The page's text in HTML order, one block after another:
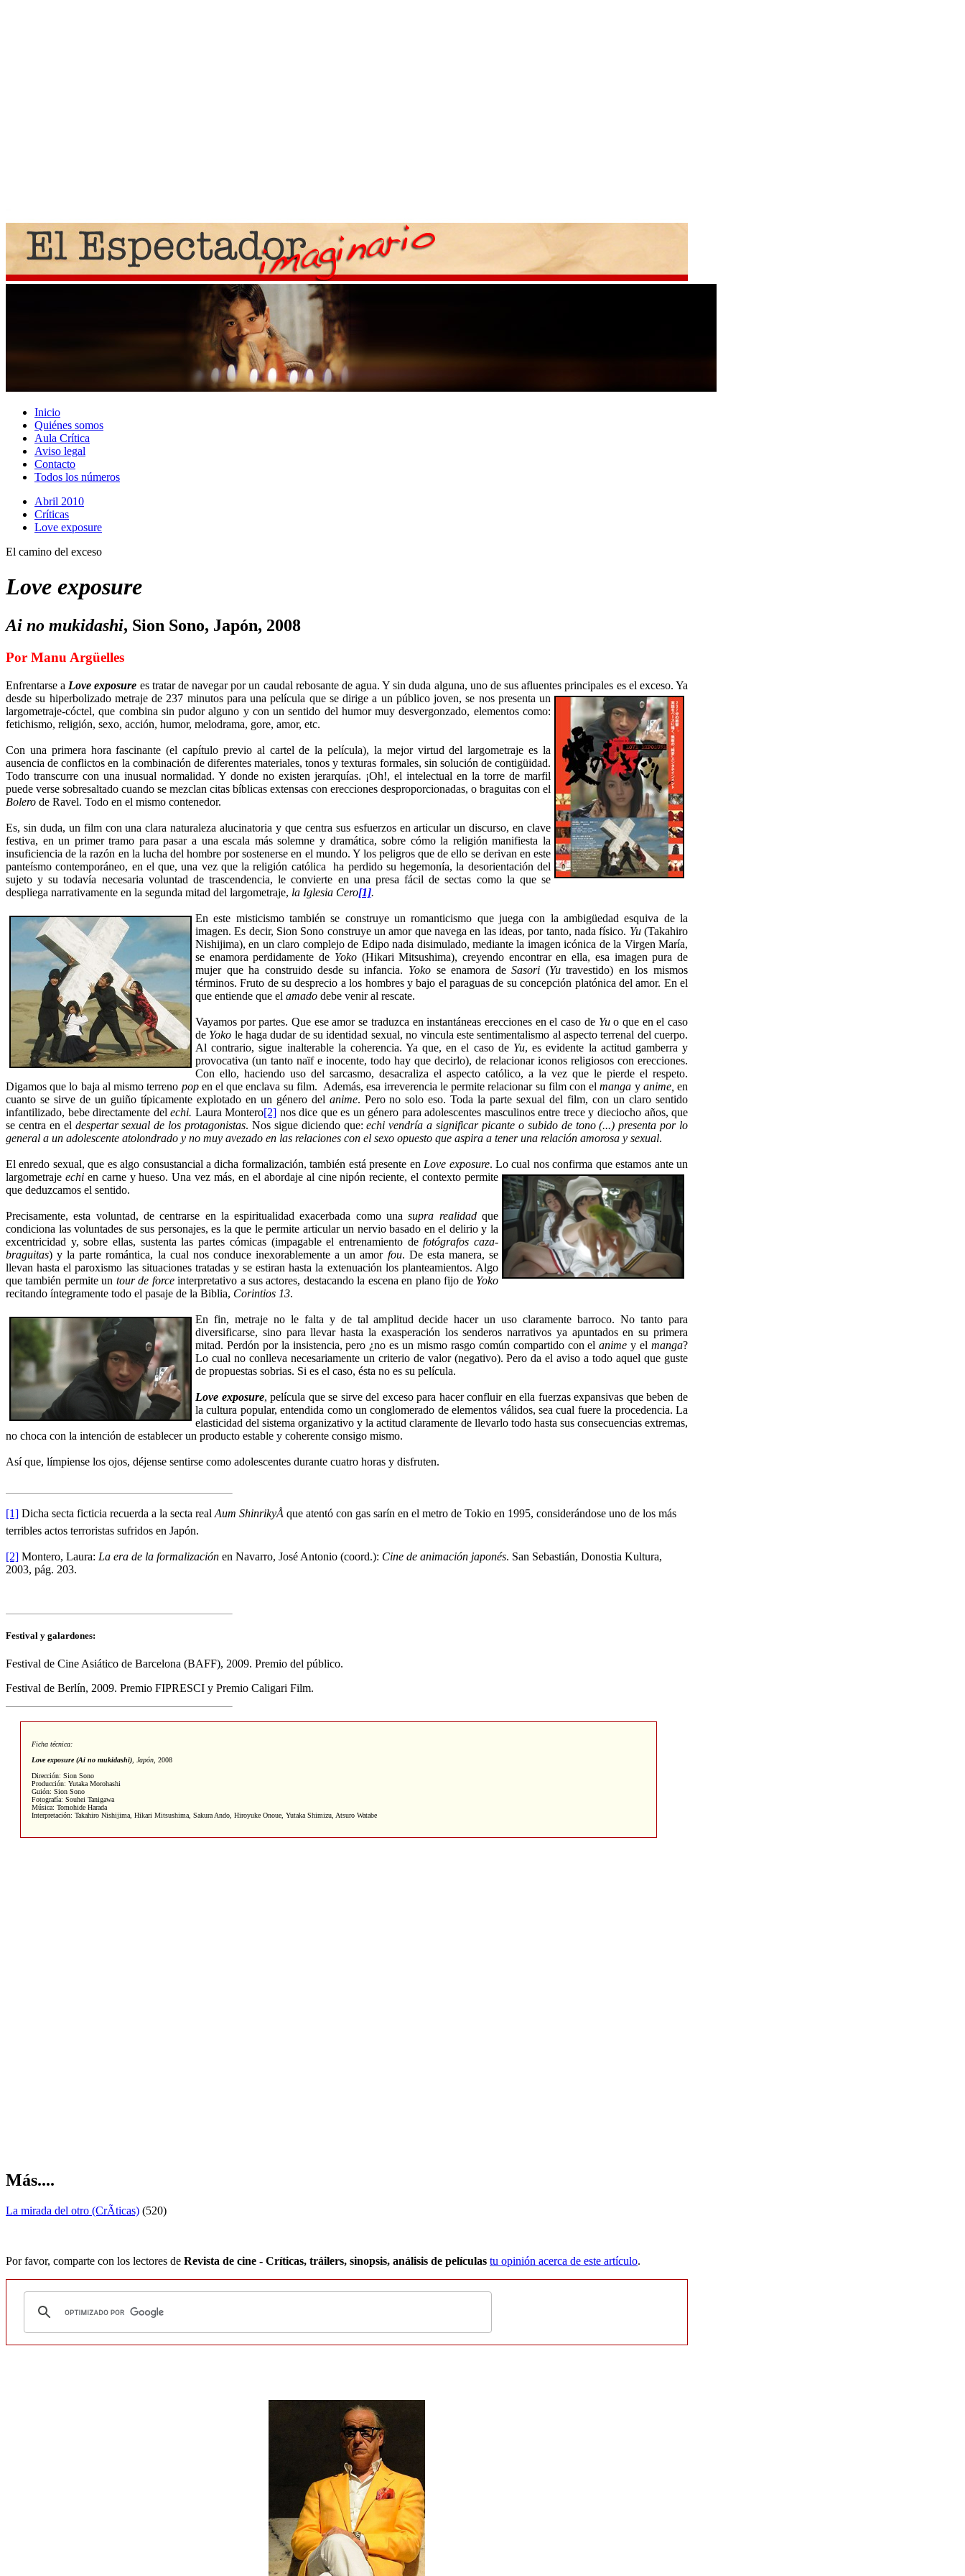
Inicio
Quiénes somos
Aula Crítica
Aviso legal
Contacto
Todos los números
Abril 2010
Crí­ticas
Love exposure
El camino del exceso
Love exposure
Ai no mukidashi, Sion Sono, Japón, 2008
Por Manu Argüelles
Enfrentarse a Love exposure es tratar de navegar por un caudal rebosante de agua. Y sin duda alguna, uno de sus afluentes principales es el exceso. Ya
desde su hiperbolizado metraje de 237 minutos para una película que se dirige a un público joven, se nos presenta un
largometraje-cóctel, que combina sin pudor alguno y con un sentido del humor muy desvergonzado, elementos como:
fetichismo, religión, sexo, acción, humor, melodrama, gore, amor, etc.
Con una primera hora fascinante (el capítulo previo al cartel de la película), la mejor virtud del largometraje es la
ausencia de conflictos en la combinación de diferentes materiales, tonos y texturas formales, sin solución de contigüidad.
Todo transcurre con una inusual normalidad. Y donde no existen jerarquías. ¡Oh!, el intelectual en la torre de marfil
puede verse sobresaltado cuando se mezclan citas bíblicas extensas con erecciones desproporcionadas, o braguitas con el
Bolero de Ravel. Todo en el mismo contenedor.
Es, sin duda, un film con una clara naturaleza alucinatoria y que centra sus esfuerzos en articular un discurso, en clave
festiva, en un primer tramo para pasar a una escala más solemne y dramática, sobre cómo la religión manifiesta la
insuficiencia de la razón en la lucha del hombre por sostenerse en el mundo. Y los peligros que de ello se derivan en este
panteísmo contemporáneo, en el que, una vez que la religión católica ha perdido su hegemonía, la desorientación del
sujeto y su todavía necesaria voluntad de trascendencia, le convierte en una presa fácil de sectas como la que se
despliega narrativamente en la segunda mitad del largometraje, la Iglesia Cero[1].
En este misticismo también se construye un romanticismo que juega con la ambigüedad esquiva de la
imagen. Es decir, Sion Sono construye un amor que navega en las ideas, por tanto, nada físico. Yu(Takahiro
Nishijima), en un claro complejo de Edipo nada disimulado, mediante la imagen icónica de la Virgen María,
se enamora perdidamente de Yoko (Hikari Mitsushima), creyendo encontrar en ella, esa imagen pura de
mujer que ha construido desde su infancia. Yokose enamora deSasori (Yutravestido) en los mismos
términos. Fruto de su desprecio a los hombres y bajo el paraguas de su concepción platónica del amor. En el
que entiende que el amado debe venir al rescate.
Vayamos por partes. Que ese amor se traduzca en instantáneas erecciones en el caso de Yuo que en el caso
de Yoko le haga dudar de su identidad sexual, no vincula este sentimentalismo al aspecto terrenal del cuerpo.
Al contrario, sigue inalterable la coherencia. Ya que, en el caso de Yu, es evidente la actitud gamberra y
provocativa (un tanto naïf e inocente, todo hay que decirlo), de relacionar iconos religiosos con erecciones.
Con ello, haciendo uso del sarcasmo, desacraliza el aspecto católico, a la vez que le pierde el respeto.
Digamos que lo baja al mismo terreno popen el que enclava su film. Además, esa irreverencia le permite relacionar su film con elmanga y anime, en
cuanto se sirve de un guiño típicamente explotado en un género del anime. Pero no solo eso. Toda la parte sexual del film, con un claro sentido
infantilizado, bebe directamente delechi. Laura Montero[2] nos dice que es un género para adolescentes masculinos entre trece y dieciocho años, que
se centra en el despertar sexual de los protagonistas. Nos sigue diciendo que:echi vendría a significar picante o subido de tono (...) presenta por lo
general a un adolescente atolondrado y no muy avezado en las relaciones con el sexo opuesto que aspira a tener una relación amorosa y sexual.
El enredo sexual, que es algo consustancial a dicha formalización, también está presente en Love exposure. Lo cual nosconfirma que estamos ante un
largometraje echien carne y hueso. Una vez más, en el abordaje al cine nipón reciente, el contexto permite
que deduzcamos el sentido.
Precisamente, esta voluntad, de centrarse en la espiritualidad exacerbada como unasupra realidadque
condiciona las voluntades de sus personajes, es la que le permite articular un nervio basado en el delirio y la
excentricidad y, sobre ellas, sustenta las partes cómicas (impagable el entrenamiento defotógrafos caza-
braguitas) y la parte romántica, la cual nos conduce inexorablemente a un amor fou. De esta manera, se
llevan hasta el paroxismo las situaciones tratadas y se estiran hasta la extenuación los planteamientos. Algo
que también permite un tour de forceinterpretativo a sus actores, destacando la escena en plano fijo de Yoko
recitando íntegramente todo el pasaje de la Biblia, Corintios 13.
En fin, metraje no le falta y de tal amplitud decide hacer un uso claramente barroco. No tanto para
diversificarse, sino para llevar hasta la exasperación los senderos narrativos ya apuntados en su primera
mitad. Perdón por la insistencia, pero ¿no es un mismo rasgo común compartido con elanime y elmanga?
Lo cual no conlleva necesariamente un criterio de valor (negativo). Pero da el aviso a todo aquel que guste
de propuestas sobrias. Si es el caso, ésta no es su película.
Love exposure, película que se sirve del exceso para hacer confluir en ella fuerzas expansivas que beben de
la cultura popular, entendida como un conglomerado de elementos válidos, sea cual fuere la procedencia. La
elasticidad del sistema organizativo y la actitud claramente de llevarlo todo hasta sus consecuencias extremas,
no choca con la intención de establecer un producto estable y coherente consigo mismo.
Así que, límpiense los ojos, déjense sentirse como adolescentes durante cuatro horas y disfruten.
[1] Dicha secta ficticia recuerda a la secta real Aum ShinrikyÅ que atentó con gas sarín en el metro de Tokio en 1995, considerándose uno de los más
terribles actos terroristas sufridos en Japón.
[2] Montero, Laura: La era de la formalización en Navarro, José Antonio (coord.): Cine de animación japonés. San Sebastián, Donostia Kultura,
2003, pág. 203.
Festival y galardones:
Festival de Cine Asiático de Barcelona (BAFF), 2009. Premio del público.
Festival de Berlín, 2009. Premio FIPRESCI y Premio Caligari Film.
Ficha técnica:
Love exposure(Ai no mukidashi) , Japón , 2008
Dirección: Sion Sono
Producción: Yutaka Morohashi
Guión: Sion Sono
Fotografía: Souhei Tanigawa
Música: Tomohide Harada
Interpretación: Takahiro Nishijima, Hikari Mitsushima, Sakura Ando, Hiroyuke Onoue, Yutaka Shimizu, Atsuro Watabe
Más....
La mirada del otro (CrÃ­ticas) (520)
Por favor, comparte con los lectores de Revista de cine - Críticas, tráilers, sinopsis, análisis de películas tu opinión acerca de este artículo.